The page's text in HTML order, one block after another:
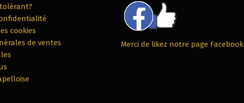
cookies
de ventes
Merci de likez notre page Facebook